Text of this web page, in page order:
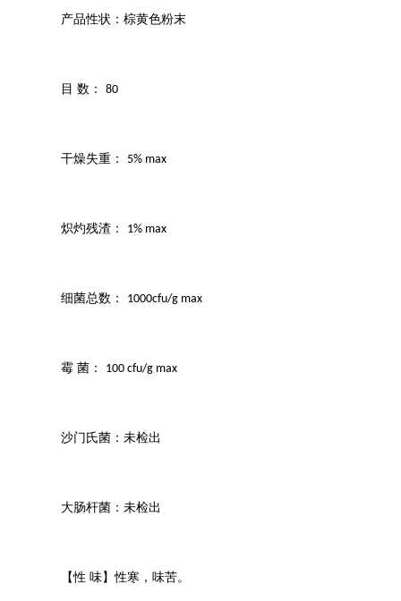
产品性状：棕黄色粉末
目 数： 80
干燥失重： 5% max
炽灼残渣： 1% max
细菌总数： 1000cfu/g max
霉 菌： 100 cfu/g max
沙门氏菌：未检出
大肠杆菌：未检出
【性 味】性寒，味苦。